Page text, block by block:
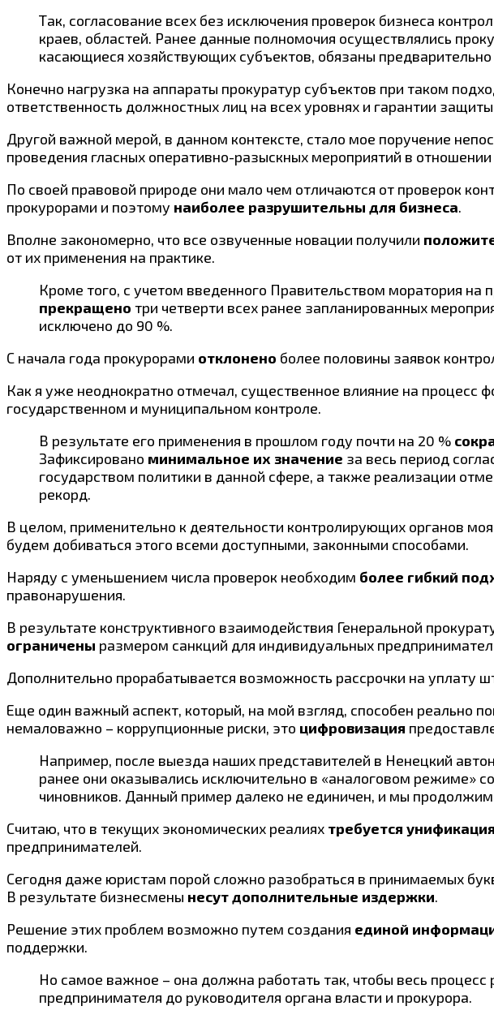
Так, согласование всех без исключения проверок бизнеса
краев, областей. Ранее данные полномочия осуществлялись
касающиеся хозяйствующих субъектов, обязаны
Конечно нагрузка на аппараты прокуратур субъектов при таком
ответственность должностных лиц на всех уровнях и гарантии
Другой важной мерой, в данном контексте, стало мое поручение
проведения гласных оперативно-разыскных мероприятий в
По своей правовой природе они мало чем отличаются от проверок
прокурорами и поэтому наиболее разрушительны для бизнеса.
Вполне закономерно, что все озвученные новации получили
от их применения на практике.
Кроме того, с учетом введенного Правительством моратория
прекращено три четверти всех ранее запланированных
исключено до 90 %.
С начала года прокурорами отклонено более половины заявок
Как я уже неоднократно отмечал, существенное влияние на процесс
государственном и муниципальном контроле.
В результате его применения в прошлом году почти на 20 %
Зафиксировано минимальное их значение за весь период
государством политики в данной сфере, а также реализации
рекорд.
В целом, применительно к деятельности контролирующих органов
будем добиваться этого всеми доступными, законными способами.
Наряду с уменьшением числа проверок необходим более гибкий
правонарушения.
В результате конструктивного взаимодействия Генеральной
ограничены размером санкций для индивидуальных
Дополнительно прорабатывается возможность рассрочки на уплату
Еще один важный аспект, который, на мой взгляд, способен реально
немаловажно – коррупционные риски, это цифровизация
Например, после выезда наших представителей в Ненецкий
ранее они оказывались исключительно в «аналоговом режиме»
чиновников. Данный пример далеко не единичен, и мы продолжим
Считаю, что в текущих экономических реалиях требуется
предпринимателей.
Сегодня даже юристам порой сложно разобраться в принимаемых
В результате бизнесмены несут дополнительные издержки.
Решение этих проблем возможно путем создания единой
поддержки.
Но самое важное – она должна работать так, чтобы весь процесс
предпринимателя до руководителя органа власти и прокурора.